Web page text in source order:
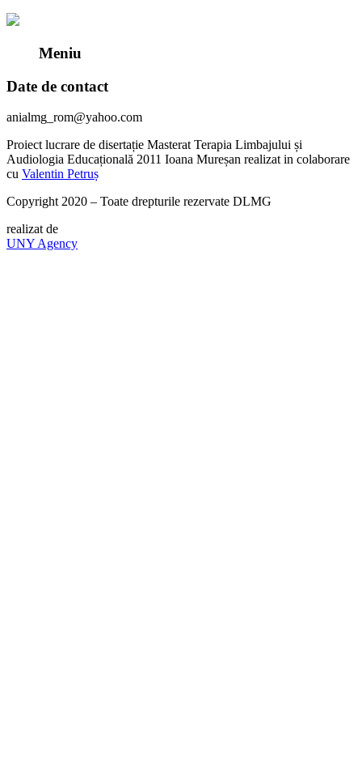
Meniu
Date de contact
anialmg_rom@yahoo.com
Proiect lucrare de disertație Masterat Terapia Limbajului și
Audiologia Educațională 2011 Ioana Mureșan realizat in colaborare
cu Valentin Petruș
Copyright 2020 – Toate drepturile rezervate DLMG
realizat de
UNY Agency